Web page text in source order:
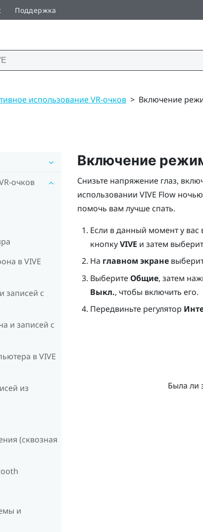
Поддержка
использование VR-очков > Включение
очков
в VIVE
записей с
и записей с
в VIVE
из
(сквозная
и
Включение
Снизьте напряжение глаз,
использовании VIVE Flowночью
помочь вам лучше спать.
Если в данный момент у
кнопкуVIVE и затем
На главном экране
Выберите Общие, затем
Выкл., чтобы включить его.
Передвиньте регулятор
Была ли